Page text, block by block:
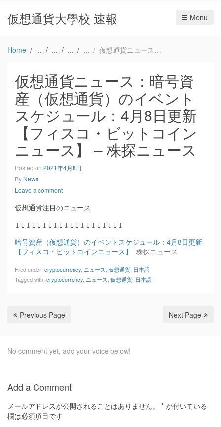
仮想通貨大學校 速報 Menu
Home 仮想通貨ニュース：暗号資産（仮想通貨）のイベントスケジュール：4月8日更新【フィスコ・ビットコインニュース】 – 株探ニュース
仮想通貨ニュース：暗号資
産（仮想通貨）のイベント
スケジュール：4月8日更新
【フィスコ・ビットコイン
ニュース】 – 株探ニュース
Posted on 2021年4月8日
By News
Leave a comment
仮想通貨注目のニュース
↓↓↓↓↓↓↓↓↓↓↓↓↓↓↓↓↓↓↓↓
暗号資産（仮想通貨）のイベントスケジュール：4月8日更新
【フィスコ・ビットコインニュース】
株探ニュース
Filed under: cryptocurrency ニュース 仮想通貨 日本語
Tagged with: cryptocurrency ニュース 仮想通貨 日本語
Previous Page Next Page
No comment yet, add your voice below!
Add a Comment
メールアドレスが公開されることはありません。 * が付いている
欄は必須項目です